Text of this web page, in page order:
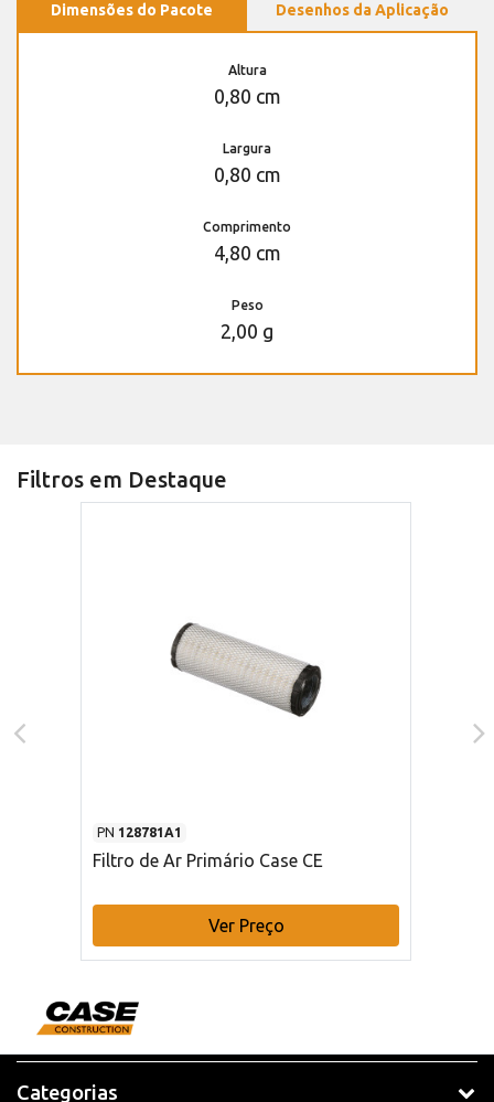
Dimensões do Pacote Desenhos da Aplicação
Altura
0,80 cm
Largura
0,80 cm
Comprimento
4,80 cm
Peso
2,00 g
Filtros em Destaque
PN 128781A1
Filtro de Ar Primário Case CE
Ver Preço
Categorias